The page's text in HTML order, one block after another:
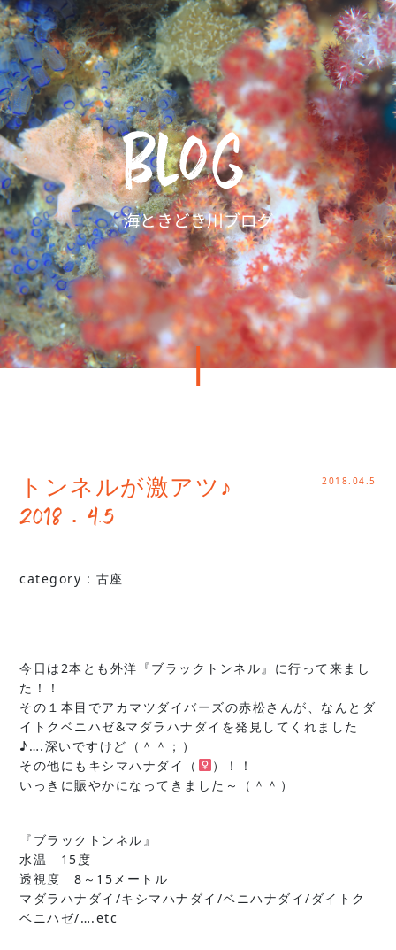
トンネルが激アツ♪
2018．4.5
2018.04.5
category : 古座
今日は2本とも外洋『ブラックトンネル』に行って来まし
た！！
その１本目でアカマツダイバーズの赤松さんが、なんとダ
イトクベニハゼ&マダラハナダイを発見してくれました
♪….深いですけど（＾＾；）
その他にもキシマハナダイ（
）！！
いっきに賑やかになってきました～（＾＾）
『ブラックトンネル』
水温 15度
透視度 8～15メートル
マダラハナダイ/キシマハナダイ/ベニハナダイ/ダイトク
ベニハゼ/….etc